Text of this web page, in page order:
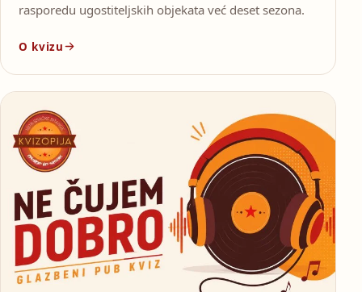
rasporedu ugostiteljskih objekata već deset sezona.
O kvizu